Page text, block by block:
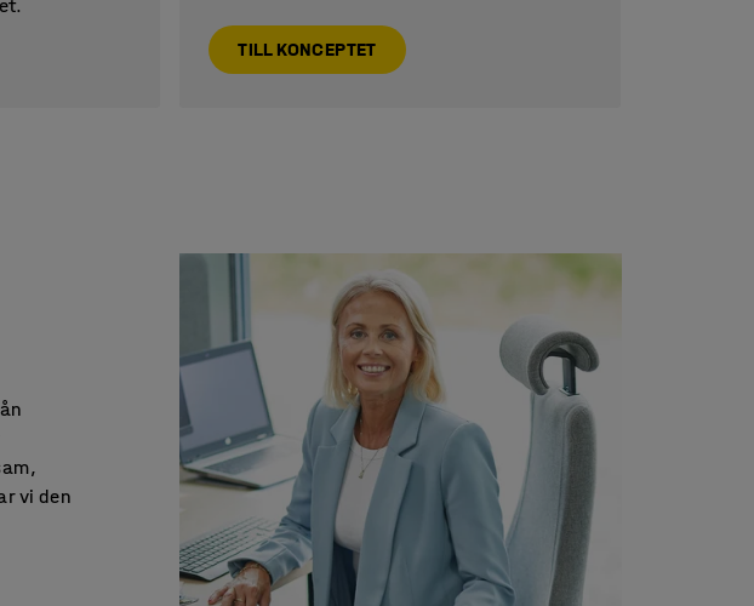
TILL KONCEPTET
vi den